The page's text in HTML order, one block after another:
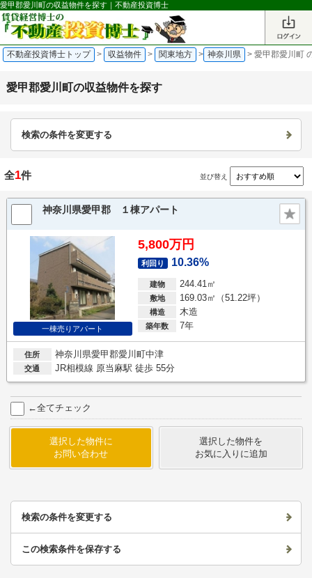
愛甲郡愛川町の収益物件を探す｜不動産投資博士
不動産投資博士トップ > 収益物件 > 関東地方 > 神奈川県 > 愛甲郡愛川町
愛甲郡愛川町の収益物件を探す
検索の条件を変更する
全1件 並び替え
神奈川県愛甲郡 １棟アパート
一棟売りアパート
5,800万円
利回り 10.36%
建物 244.41㎡
敷地 169.03㎡（51.22坪）
構造 木造
築年数 7年
住所 神奈川県愛甲郡愛川町中津
交通 JR相模線 原当麻駅 徒歩 55分
←全てチェック
選択した物件に
お問い合わせ
選択した物件を
お気に入りに追加
検索の条件を変更する
この検索条件を保存する